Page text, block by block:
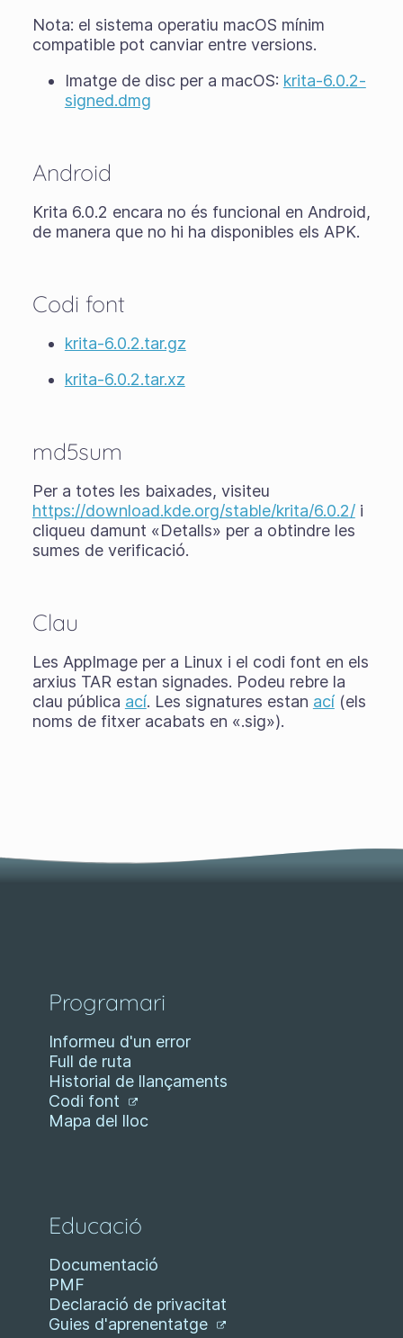
Nota: el sistema operatiu macOS mínim
compatible pot canviar entre versions.
Imatge de disc per a macOS: krita-6.0.2-
signed.dmg
Android
Krita 6.0.2 encara no és funcional en Android,
de manera que no hi ha disponibles els APK.
Codi font
krita-6.0.2.tar.gz
krita-6.0.2.tar.xz
md5sum
Per a totes les baixades, visiteu
https://download.kde.org/stable/krita/6.0.2/i
cliqueu damunt «Detalls» per a obtindre les
sumes de verificació.
Clau
Les AppImage per a Linux i el codi font en els
arxius TAR estan signades. Podeu rebre la
clau pública ací. Les signatures estan ací(els
noms de fitxer acabats en «.sig»).
Programari
Informeu d'un error
Full de ruta
Historial de llançaments
Codi font
Mapa del lloc
Educació
Documentació
PMF
Declaració de privacitat
Guies d'aprenentatge